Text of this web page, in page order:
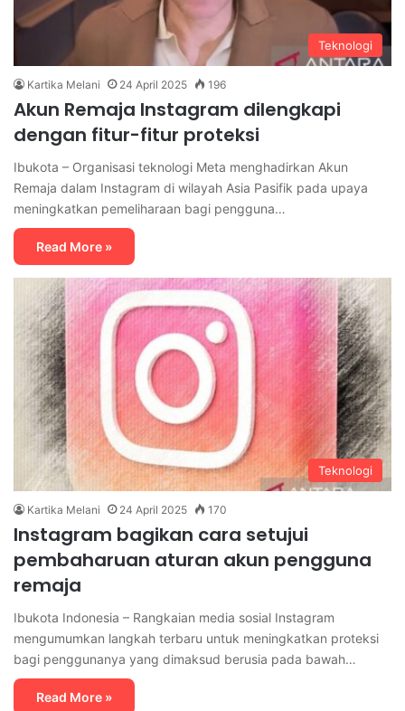
Teknologi
Kartika Melani 24 April 2025 196
Akun Remaja Instagram dilengkapi
dengan fitur-fitur proteksi
Ibukota – Organisasi teknologi Meta menghadirkan Akun
Remaja dalam Instagram di wilayah Asia Pasifik pada upaya
meningkatkan pemeliharaan bagi pengguna…
Read More »
Teknologi
Kartika Melani 24 April 2025 170
Instagram bagikan cara setujui
pembaharuan aturan akun pengguna
remaja
Ibukota Indonesia – Rangkaian media sosial Instagram
mengumumkan langkah terbaru untuk meningkatkan proteksi
bagi penggunanya yang dimaksud berusia pada bawah…
Read More »